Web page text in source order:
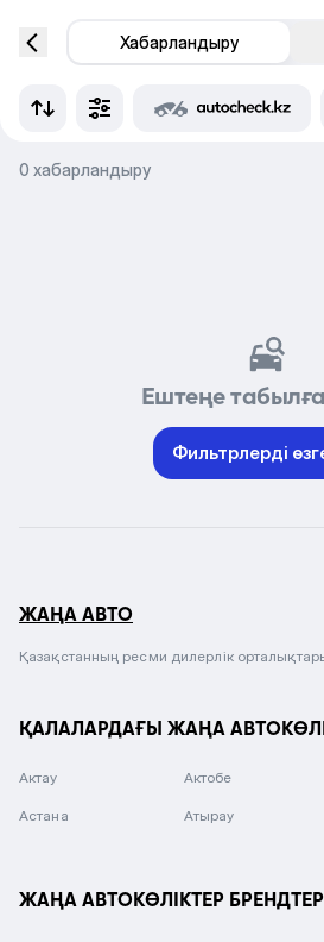
Хабарландыру
0 хабарландыру
Ештеңе
Фильтрлерді
ЖАҢА АВТО
Қазақстанның ресми дилерлік
ҚАЛАЛАРДАҒЫ ЖАҢА
Актау Актобе
Астана Атырау
ЖАҢА АВТОКӨЛІКТЕР